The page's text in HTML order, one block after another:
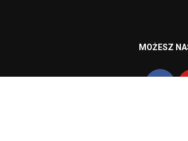
MOŻESZ